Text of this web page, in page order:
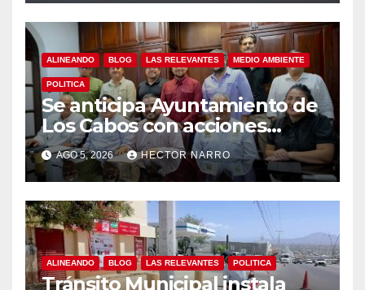
ALINEANDO BLOG LAS RELEVANTES MEDIO AMBIENTE
POLITICA
Se anticipa Ayuntamiento de
Los Cabos con acciones
preventivas ante lluvias en el
centro histórico
AGO 5, 2026 HECTOR NARRO
ALINEANDO BLOG LAS RELEVANTES POLITICA
Tránsito Municipal instala